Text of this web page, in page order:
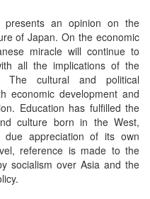
an opinion on the
of Japan. On the economic
miracle will continue to
all the implications of the
The cultural and political
economic development and
Education has fulfilled the
culture born in the West,
appreciation of its own
reference is made to the
socialism over Asia and the